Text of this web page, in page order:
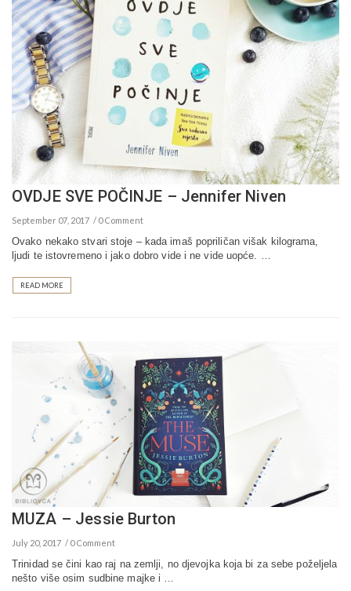
OVDJE SVE POČINJE – Jennifer Niven
September 07, 2017 0 Comment
Ovako nekako stvari stoje – kada imaš popriličan višak kilograma,
ljudi te istovremeno i jako dobro vide i ne vide uopće. …
READ MORE
MUZA – Jessie Burton
July 20, 2017 0 Comment
Trinidad se čini kao raj na zemlji, no djevojka koja bi za sebe poželjela
nešto više osim sudbine majke i …